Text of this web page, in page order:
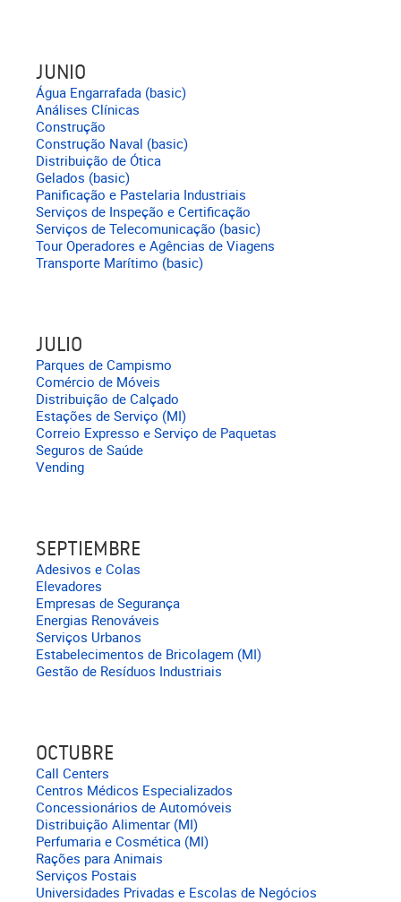
JUNIO
Água Engarrafada (basic)
Análises Clínicas
Construção
Construção Naval (basic)
Distribuição de Ótica
Gelados (basic)
Panificação e Pastelaria Industriais
Serviços de Inspeção e Certificação
Serviços de Telecomunicação (basic)
Tour Operadores e Agências de Viagens
Transporte Marítimo (basic)
JULIO
Parques de Campismo
Comércio de Móveis
Distribuição de Calçado
Estações de Serviço (MI)
Correio Expresso e Serviço de Paquetas
Seguros de Saúde
Vending
SEPTIEMBRE
Adesivos e Colas
Elevadores
Empresas de Segurança
Energias Renováveis
Serviços Urbanos
Estabelecimentos de Bricolagem (MI)
Gestão de Resíduos Industriais
OCTUBRE
Call Centers
Centros Médicos Especializados
Concessionários de Automóveis
Distribuição Alimentar (MI)
Perfumaria e Cosmética (MI)
Rações para Animais
Serviços Postais
Universidades Privadas e Escolas de Negócios